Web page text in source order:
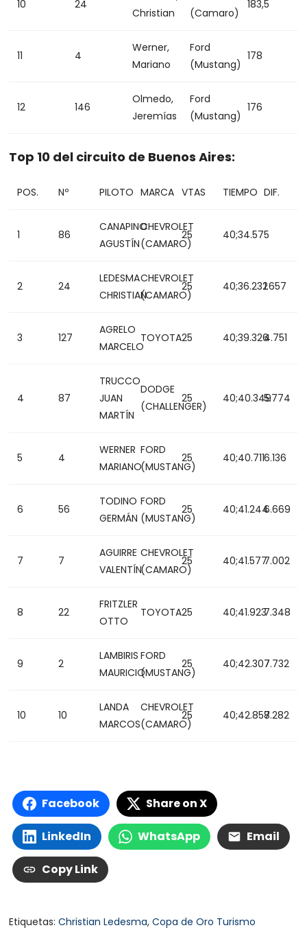
10 24
Christian
(Camaro)
183,5
11 4
Werner,
Mariano
Ford
(Mustang)
178
12 146
Olmedo,
Jeremías
Ford
(Mustang)
176
Top 10 del circuito de Buenos Aires:
POS. Nº PILOTO MARCA VTAS TIEMPO DIF.
1 86
CANAPINO
AGUSTÍN
CHEVROLET
(CAMARO)
25 40;34.575
2 24
LEDESMA
CHRISTIAN
CHEVROLET
(CAMARO)
25 40;36.2321.657
3 127
AGRELO
MARCELO
TOYOTA25 40;39.3264.751
4 87
TRUCCO
JUAN
MARTÍN
DODGE
(CHALLENGER)
25 40;40.3495.774
5 4
WERNER
MARIANO
FORD
(MUSTANG)
25 40;40.7116.136
6 56
TODINO
GERMÁN
FORD
(MUSTANG)
25 40;41.2446.669
7 7
AGUIRRE
VALENTÍN
CHEVROLET
(CAMARO)
25 40;41.5777.002
8 22
FRITZLER
OTTO
TOYOTA25 40;41.9237.348
9 2
LAMBIRIS
MAURICIO
FORD
(MUSTANG)
25 40;42.3077.732
10 10
LANDA
MARCOS
CHEVROLET
(CAMARO)
25 40;42.8578.282
Facebook Share on X
LinkedIn WhatsApp Email
Copy Link
Etiquetas:Christian Ledesma,Copa de Oro Turismo